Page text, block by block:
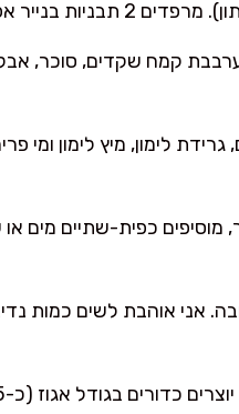
קמח שקדים, סוכר,
גרידת לימון, מיץ לימון
כפית-שתיים מים או
אני אוהבת לשים כמות